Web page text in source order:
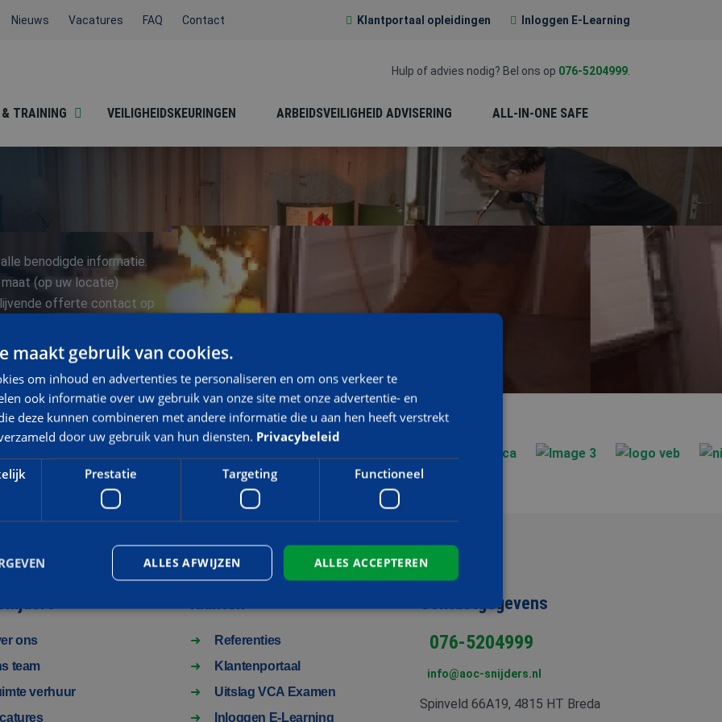
Nieuws Vacatures FAQ Contact Klantportaal opleidingen Inloggen E-Learning
Hulp of advies nodig? Bel ons op 076-5204999
TRAINING VEILIGHEIDSKEURINGEN ARBEIDSVEILIGHEID ADVISERING ALL-IN-ONE SAFE
EERSTE HULP (EHBO)
REACHTRUCK /
benodigde informatie.
(op uw locatie)
offerte contact op
ons
team
verhuur
Klanten
Referenties
Klantenportaal
Uitslag VCA Examen
Inloggen E-Learning
Contactgegevens
076-5204999
info@aoc-snijders.nl
Spinveld 66A19, 4815 HT Breda
maakt gebruik van cookies.
om inhoud en advertenties te personaliseren en om ons verkeer te
ook informatie over uw gebruik van onze site met onze advertentie- en
deze kunnen combineren met andere informatie die u aan hen heeft verstrekt
door uw gebruik van hun diensten. Privacybeleid
Prestatie Targeting Functioneel
ALLES ACCEPTEREN
ALLES AFWIJZEN
Targeting Functioneel
maken de kernfunctionaliteiten van de website mogelijk, zoals gebruikersaanmelding en
kan niet goed worden gebruikt zonder de strikt noodzakelijke cookies.
Omschrijving